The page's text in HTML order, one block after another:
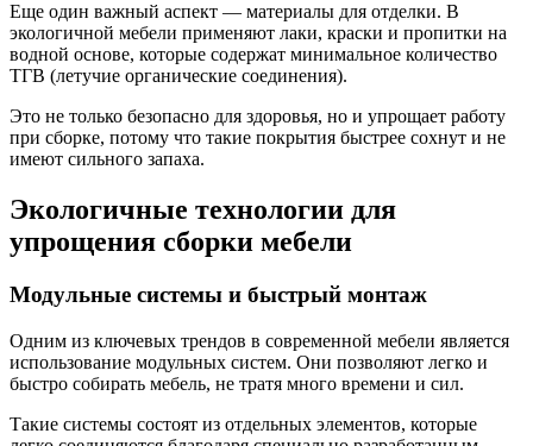
Еще один важный аспект — материалы для отделки. В
экологичной мебели применяют лаки, краски и пропитки на
водной основе, которые содержат минимальное количество
ТГВ (летучие органические соединения).
Это не только безопасно для здоровья, но и упрощает работу
при сборке, потому что такие покрытия быстрее сохнут и не
имеют сильного запаха.
Экологичные технологии для
упрощения сборки мебели
Модульные системы и быстрый монтаж
Одним из ключевых трендов в современной мебели является
использование модульных систем. Они позволяют легко и
быстро собирать мебель, не тратя много времени и сил.
Такие системы состоят из отдельных элементов, которые